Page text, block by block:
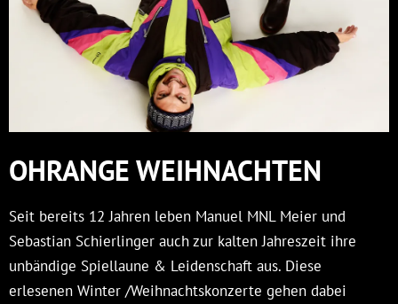
OHRANGE WEIHNACHTEN
Seit bereits 12 Jahren leben Manuel MNL Meier und
Sebastian Schierlinger auch zur kalten Jahreszeit ihre
unbändige Spiellaune & Leidenschaft aus. Diese
erlesenen Winter /Weihnachtskonzerte gehen dabei